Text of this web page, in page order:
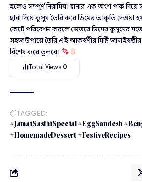
হলেও সম্পূর্ণ নিরামিষ। ছানার এক অংশ পাক দিয়ে
ছানা দিয়ে কুসুম তৈরি করে ডিমের আকৃতি দেওয়া
কেটে পরিবেশন করলে ভেতরে ডিমের কুসুমের
সহজ উপায়ে তৈরি এই আকর্ষণীয় মিষ্টি
বিশেষ করে তুলবে।
Total Views:0
TAGGED:
#JamaiSasthiSpecial #EggSandesh
#HomemadeDessert #FestiveRecipes